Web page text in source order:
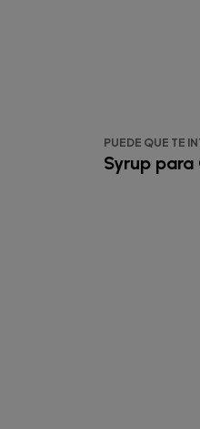
PUEDE QUE TE
Syrup para